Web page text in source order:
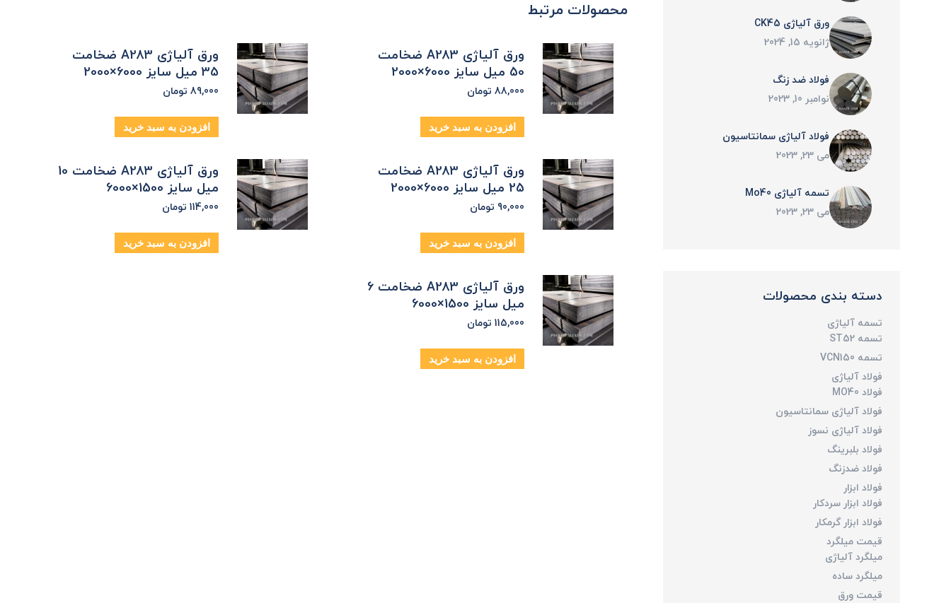
محصولات مرتبط
ورق آلیاژی A283 ضخامت
50 میل سایز 6000×2000
88,000 تومان
افزودن به سبد خرید
ورق آلیاژی A283 ضخامت
35 میل سایز 6000×2000
89,000 تومان
افزودن به سبد خرید
ورق آلیاژی A283 ضخامت
25 میل سایز 6000×2000
90,000 تومان
افزودن به سبد خرید
ورق آلیاژی A283 ضخامت 10
میل سایز 1500×6000
114,000 تومان
افزودن به سبد خرید
ورق آلیاژی A283 ضخامت 6
میل سایز 1500×6000
115,000 تومان
افزودن به سبد خرید
ورق آلیاژی CK45
ژانویه 15, 2024
فولاد ضد زنگ
نوامبر 10, 2023
فولاد آلياژی سمانتاسيون
می 23, 2023
تسمه آلیاژی Mo40
می 23, 2023
دسته بندی محصولات
تسمه آلیاژی
تسمه ST52
تسمه VCN150
فولاد آلیاژی
فولاد MO40
فولاد آلیاژی سمانتاسیون
فولاد آلیاژی نسوز
فولاد بلبرینگ
فولاد ضدزنگ
فولاد ابزار
فولاد ابزار سردکار
فولاد ابزار گرمکار
قیمت میلگرد
میلگرد آلیاژی
میلگرد ساده
قیمت ورق